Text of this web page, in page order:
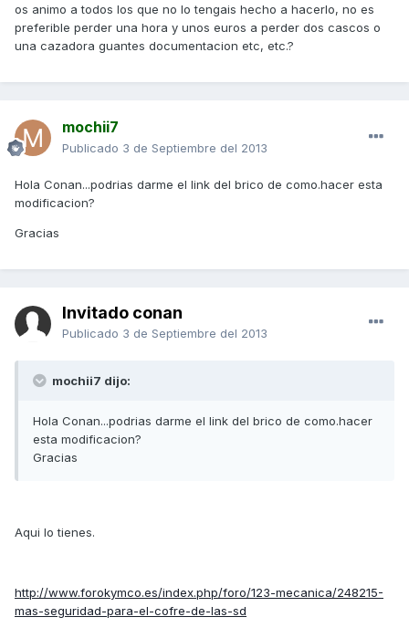
os animo a todos los que no lo tengais hecho a hacerlo, no es
preferible perder una hora y unos euros a perder dos cascos o
una cazadora guantes documentacion etc, etc.?
mochii7
Publicado 3 de Septiembre del 2013
Hola Conan...podrias darme el link del brico de como.hacer esta
modificacion?
Gracias
Invitado conan
Publicado 3 de Septiembre del 2013
mochii7 dijo:
Hola Conan...podrias darme el link del brico de como.hacer
esta modificacion?
Gracias
Aqui lo tienes.
http://www.forokymco.es/index.php/foro/123-mecanica/248215-
mas-seguridad-para-el-cofre-de-las-sd